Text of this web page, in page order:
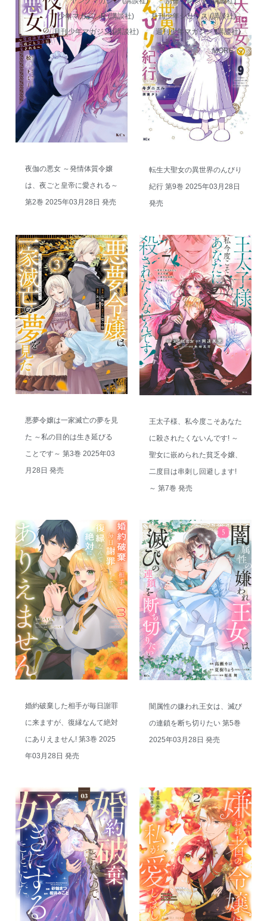
少年マガジンR (講談社)
月刊少年シリウス (講談社)
月刊少年マガジン (講談社)
週刊少年マガジン (講談社)
MORE
夜伽の悪女 ～発情体質令嬢
は、夜ごと皇帝に愛される～
第2巻 2025年03月28日 発売
転生大聖女の異世界のんびり
紀行 第9巻 2025年03月28日
発売
悪夢令嬢は一家滅亡の夢を見
た ～私の目的は生き延びる
ことです～ 第3巻 2025年03
月28日 発売
王太子様、私今度こそあなた
に殺されたくないんです! ～
聖女に嵌められた貧乏令嬢、
二度目は串刺し回避します!
～ 第7巻 発売
婚約破棄した相手が毎日謝罪
に来ますが、復縁なんて絶対
にありえません! 第3巻 2025
年03月28日 発売
闇属性の嫌われ王女は、滅び
の連鎖を断ち切りたい 第5巻
2025年03月28日 発売